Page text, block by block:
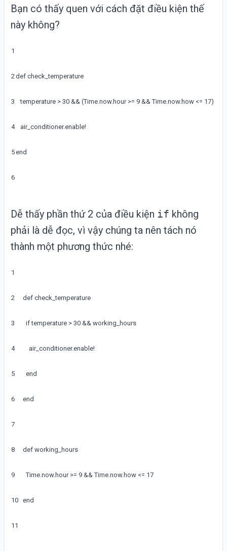
Bạn có thấy quen với cách đặt điều kiện thế
này không?
1
2
3
4
5
6
def check_temperature
temperature > 30 && (Time.now.hour >= 9 && Time.now.how <= 17)
air_conditioner.enable!
end
Dễ thấy phần thứ 2 của điều kiện if không
phải là dễ đọc, vì vậy chúng ta nên tách nó
thành một phương thức nhé:
1
2
3
4
5
6
7
8
9
10
11
def check_temperature
if temperature > 30 && working_hours
air_conditioner.enable!
end
end
def working_hours
Time.now.hour >= 9 && Time.now.how <= 17
end